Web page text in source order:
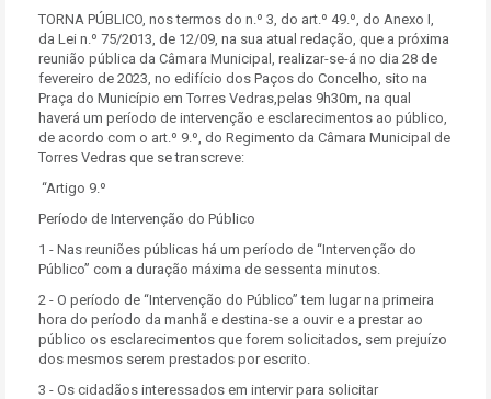
TORNA PÚBLICO, nos termos do n.º 3, do art.º 49.º, do Anexo I,
da Lei n.º 75/2013, de 12/09, na sua atual redação, que a próxima
reunião pública da Câmara Municipal, realizar-se-á no dia 28 de
fevereiro de 2023, no edifício dos Paços do Concelho, sito na
Praça do Município em Torres Vedras,pelas 9h30m, na qual
haverá um período de intervenção e esclarecimentos ao público,
de acordo com o art.º 9.º, do Regimento da Câmara Municipal de
Torres Vedras que se transcreve:
“Artigo 9.º
Período de Intervenção do Público
1 - Nas reuniões públicas há um período de “Intervenção do
Público” com a duração máxima de sessenta minutos.
2 - O período de “Intervenção do Público” tem lugar na primeira
hora do período da manhã e destina-se a ouvir e a prestar ao
público os esclarecimentos que forem solicitados, sem prejuízo
dos mesmos serem prestados por escrito.
3 - Os cidadãos interessados em intervir para solicitar